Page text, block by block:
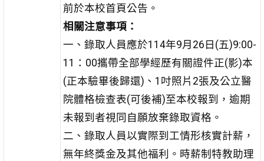
前於本校首頁公告。
相關注意事項：
一、錄取人員應於114年9月26日(五)9:00-
11：00攜帶全部學經歷有關證件正(影)本
(正本驗畢後歸還)、1吋照片2張及公立醫
院體格檢查表(可後補)至本校報到，逾期
未報到者視同自願放棄錄取資格。
二、錄取人員以實際到工情形核實計薪，
無年終獎金及其他福利。時薪制特教助理